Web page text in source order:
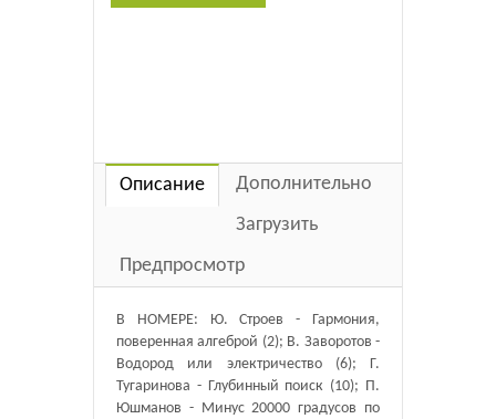
Описание
Дополнительно
Загрузить
Предпросмотр
В НОМЕРЕ: Ю. Строев - Гармония,
поверенная алгеброй (2); В. Заворотов -
Водород или электричество (6); Г.
Тугаринова - Глубинный поиск (10); П.
Юшманов - Минус 20000 градусов по